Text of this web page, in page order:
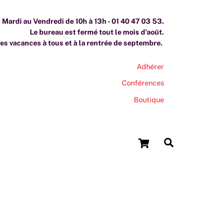
Cart
au Vendredi de 10h à 13h - 01 40 47 03 53.
Le bureau est fermé tout le mois d'août.
vacances à tous et à la rentrée de septembre.
Adhérer
Conférences
Boutique